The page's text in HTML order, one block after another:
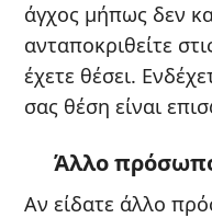
άγχος μήπως δεν
ανταποκριθείτε
έχετε θέσει.
σας θέση είναι
Άλλο
Αν είδατε άλλο